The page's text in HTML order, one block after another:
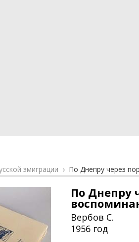
эмиграции По Днепру через
По Днепру
Вербов С.
1956 год